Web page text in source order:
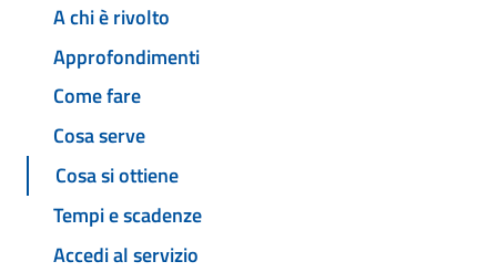
A chi è rivolto
Approfondimenti
Come fare
Cosa serve
Cosa si ottiene
Tempi e scadenze
Accedi al servizio